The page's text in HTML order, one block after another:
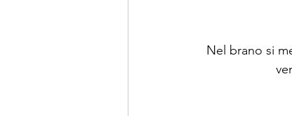
Nel brano si